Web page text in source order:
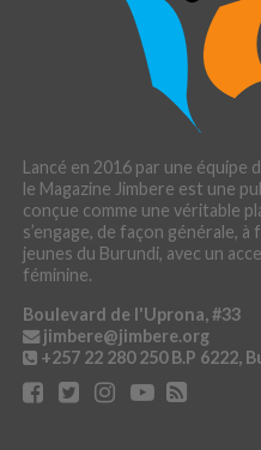
Lancé en 2016 par une équipe
le Magazine Jimbere est une
conçue comme une véritable
s’engage, de façon générale,
jeunes du Burundi, avec un
féminine.
Boulevard de l'Uprona, #33
jimbere@jimbere.org
+257 22 280 250 B.P 6222,